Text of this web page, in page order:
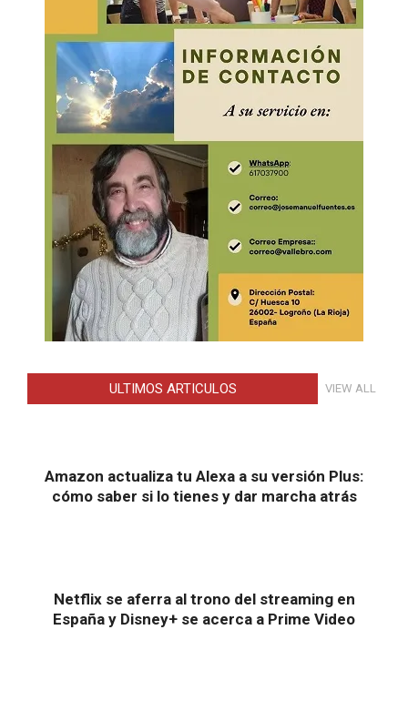
ULTIMOS ARTICULOS VIEW ALL
Amazon actualiza tu Alexa a su versión Plus:
cómo saber si lo tienes y dar marcha atrás
Netflix se aferra al trono del streaming en
España y Disney+ se acerca a Prime Video